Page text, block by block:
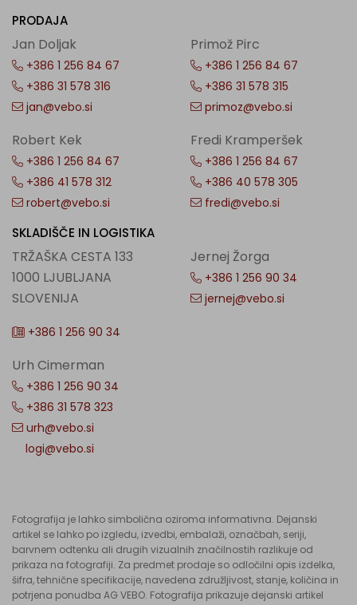
PRODAJA
Jan Doljak
+386 1 256 84 67
+386 31 578 316
jan@vebo.si
Primož Pirc
+386 1 256 84 67
+386 31 578 315
primoz@vebo.si
Robert Kek
+386 1 256 84 67
+386 41 578 312
robert@vebo.si
Fredi Kramperšek
+386 1 256 84 67
+386 40 578 305
fredi@vebo.si
SKLADIŠČE IN LOGISTIKA
TRŽAŠKA CESTA 133
1000 LJUBLJANA
SLOVENIJA
+386 1 256 90 34
Urh Cimerman
+386 1 256 90 34
+386 31 578 323
urh@vebo.si
logi@vebo.si
Jernej Žorga
+386 1 256 90 34
jernej@vebo.si
Fotografija je lahko simbolična oziroma informativna. Dejanski
artikel se lahko po izgledu, izvedbi, embalaži, označbah, seriji,
barvnem odtenku ali drugih vizualnih značilnostih razlikuje od
prikaza na fotografiji. Za predmet prodaje so odločilni opis izdelka,
šifra, tehnične specifikacije, navedena združljivost, stanje, količina in
potrjena ponudba AG VEBO. Fotografija prikazuje dejanski artikel